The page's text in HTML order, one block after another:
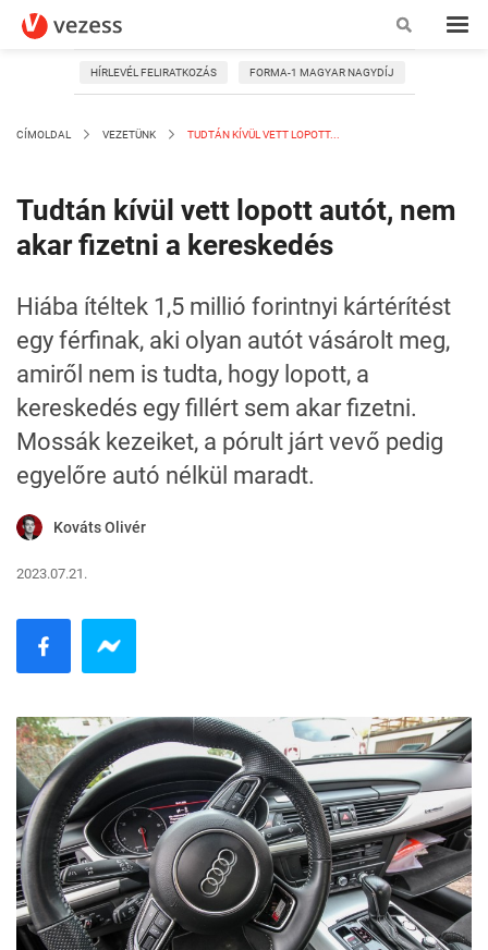
HÍRLEVÉL FELIRATKOZÁS FORMA-1 MAGYAR NAGYDÍJ
CÍMOLDAL VEZETÜNK TUDTÁN KÍVÜL VETT LOPOTT...
Tudtán kívül vett lopott autót, nem
akar fizetni a kereskedés
Hiába ítéltek 1,5 millió forintnyi kártérítést
egy férfinak, aki olyan autót vásárolt meg,
amiről nem is tudta, hogy lopott, a
kereskedés egy fillért sem akar fizetni.
Mossák kezeiket, a pórult járt vevő pedig
egyelőre autó nélkül maradt.
Kováts Olivér
2023.07.21.